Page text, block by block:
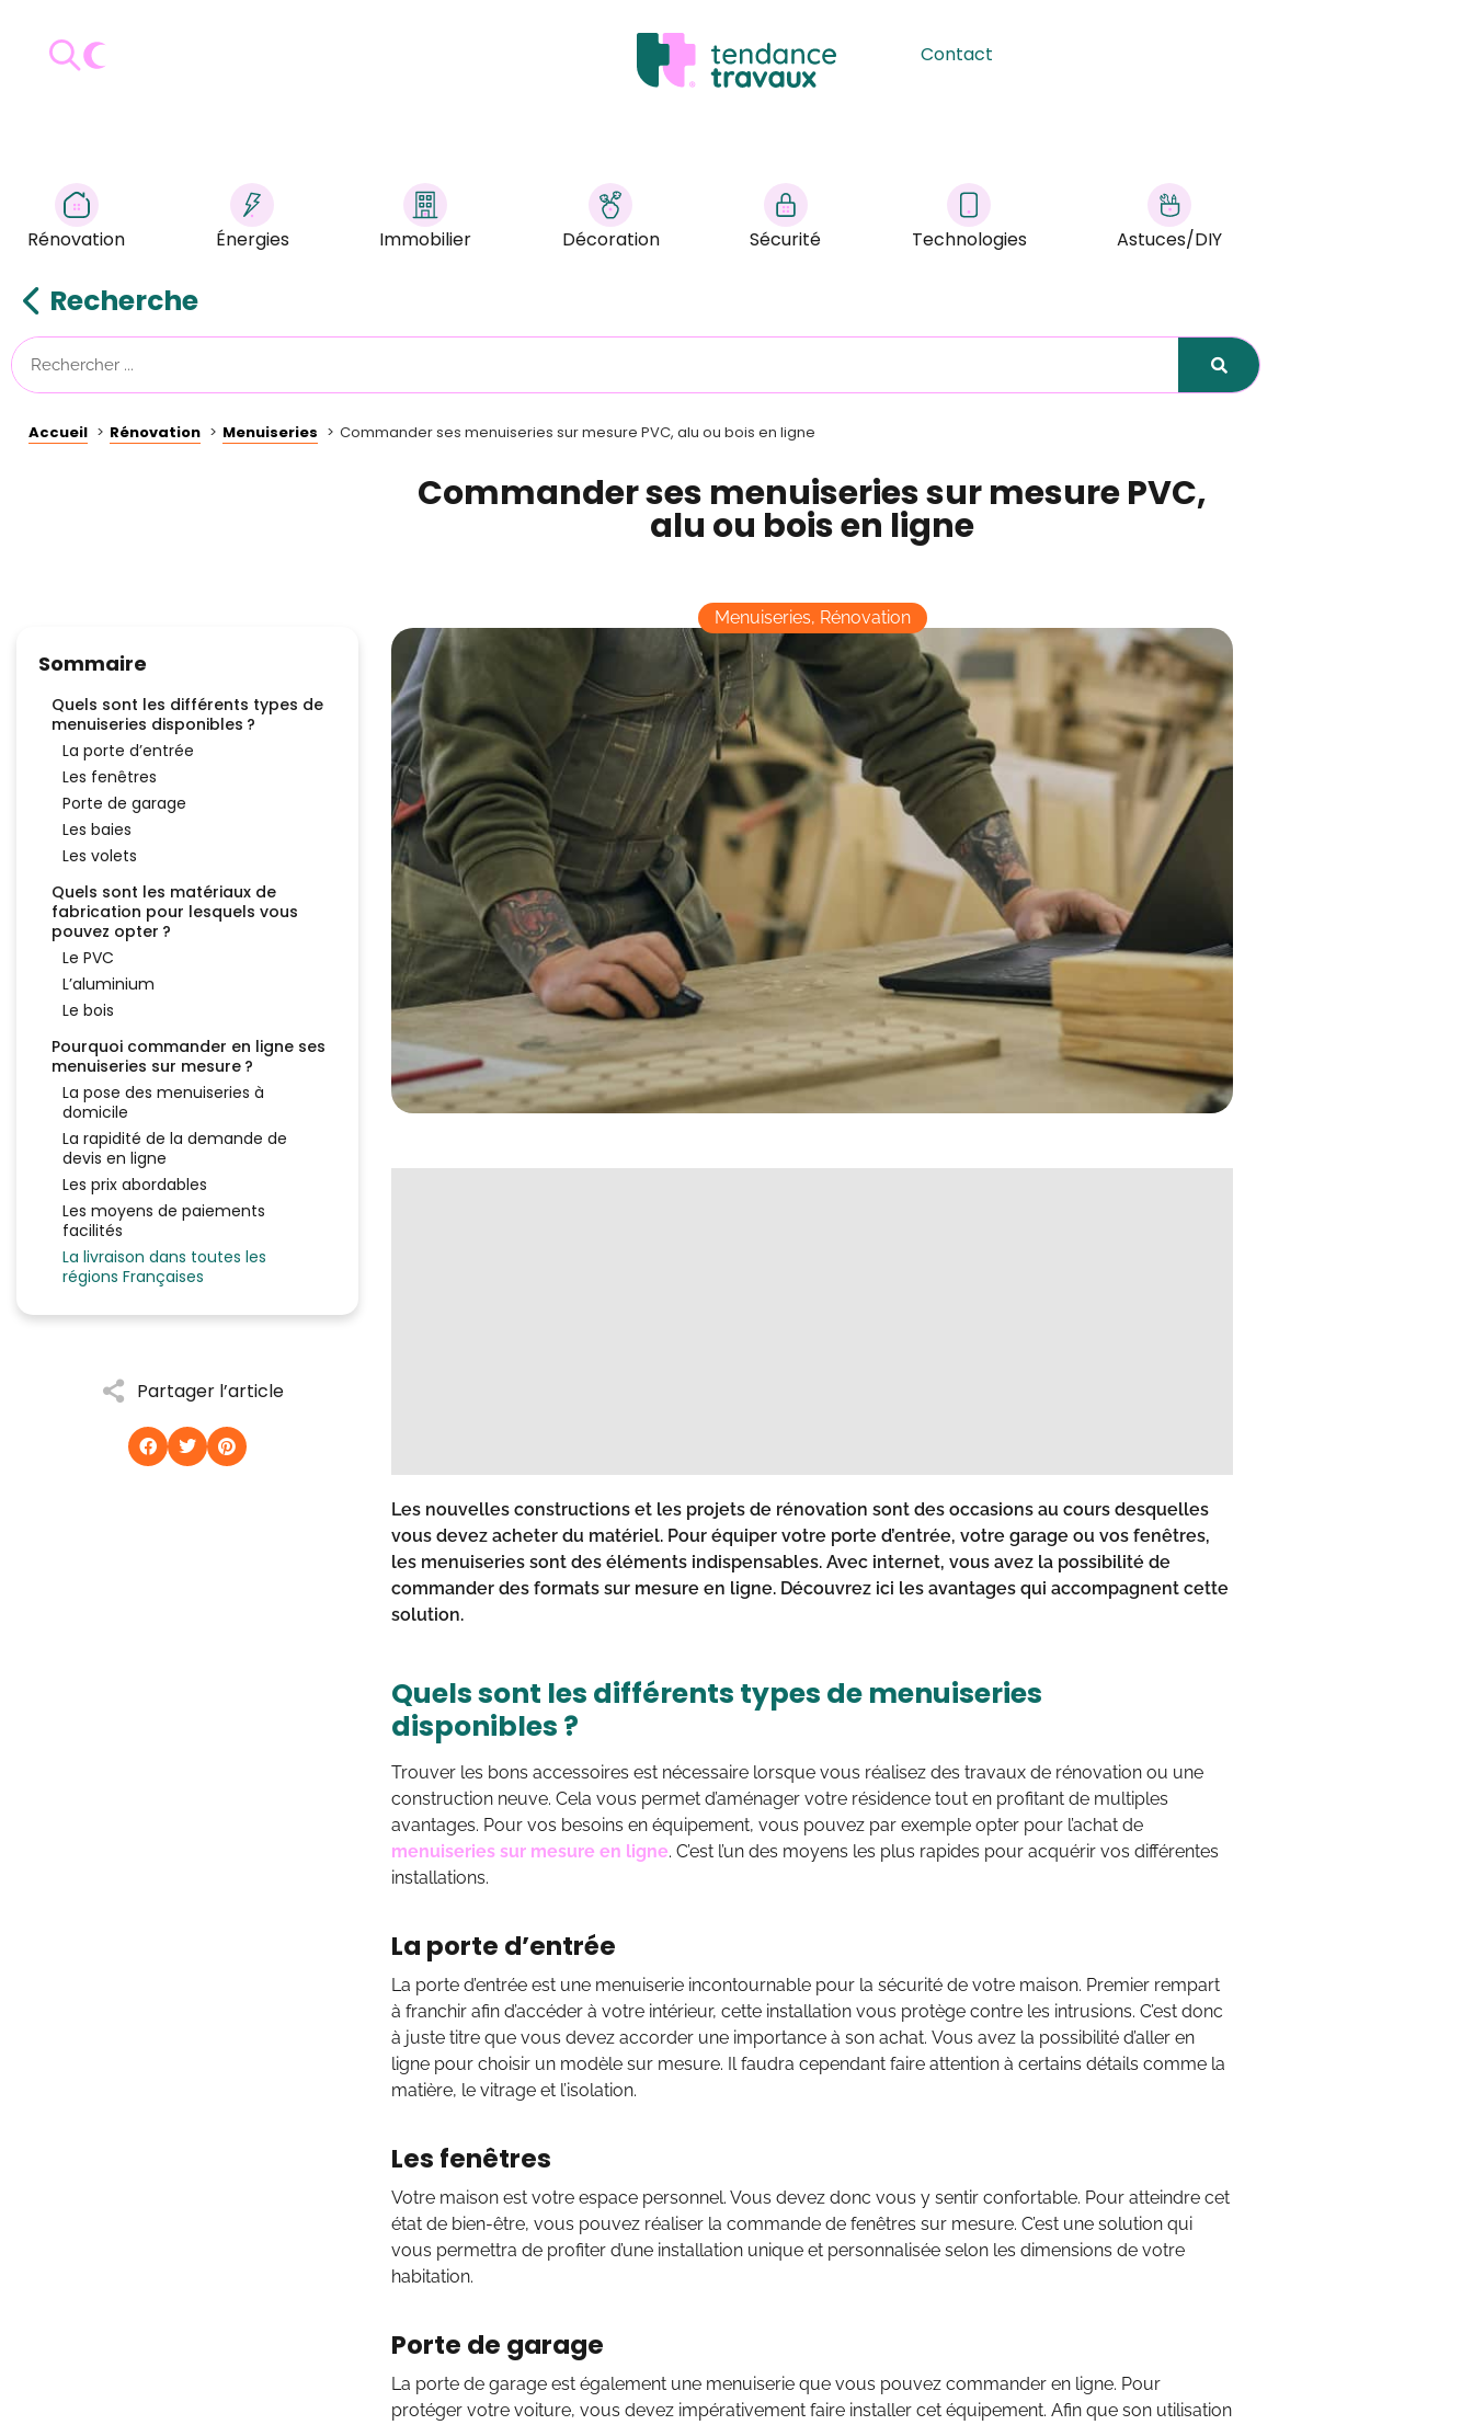
Contact
Rénovation Énergies Immobilier Décoration Sécurité Technologies Astuces/DIY
Recherche
Accueil Rénovation Menuiseries Commander ses menuiseries sur mesure PVC, alu ou bois en ligne
Sommaire
Quels sont les différents types de
menuiseries disponibles ?
La porte d’entrée
Les fenêtres
Porte de garage
Les baies
Les volets
Quels sont les matériaux de
fabrication pour lesquels vous
pouvez opter ?
Le PVC
L’aluminium
Le bois
Pourquoi commander en ligne ses
menuiseries sur mesure ?
La pose des menuiseries à
domicile
La rapidité de la demande de
devis en ligne
Les prix abordables
Les moyens de paiements
facilités
La livraison dans toutes les
régions Françaises
Partager l’article
Commander ses menuiseries sur mesure PVC,
alu ou bois en ligne
Menuiseries, Rénovation
Les nouvelles constructions et les projets de rénovation sont des occasions au cours desquelles
vous devez acheter du matériel. Pour équiper votre porte d’entrée, votre garage ou vos fenêtres,
les menuiseries sont des éléments indispensables. Avec internet, vous avez la possibilité de
commander des formats sur mesure en ligne. Découvrez ici les avantages qui accompagnent cette
solution.
Quels sont les différents types de menuiseries
disponibles ?
Trouver les bons accessoires est nécessaire lorsque vous réalisez des travaux de rénovation ou une
construction neuve. Cela vous permet d’aménager votre résidence tout en profitant de multiples
avantages. Pour vos besoins en équipement, vous pouvez par exemple opter pour l’achat de
menuiseries sur mesure en ligne. C’est l’un des moyens les plus rapides pour acquérir vos différentes
installations.
La porte d’entrée
La porte d’entrée est une menuiserie incontournable pour la sécurité de votre maison. Premier rempart
à franchir afin d’accéder à votre intérieur, cette installation vous protège contre les intrusions. C’est donc
à juste titre que vous devez accorder une importance à son achat. Vous avez la possibilité d’aller en
ligne pour choisir un modèle sur mesure. Il faudra cependant faire attention à certains détails comme la
matière, le vitrage et l’isolation.
Les fenêtres
Votre maison est votre espace personnel. Vous devez donc vous y sentir confortable. Pour atteindre cet
état de bien-être, vous pouvez réaliser la commande de fenêtres sur mesure. C’est une solution qui
vous permettra de profiter d’une installation unique et personnalisée selon les dimensions de votre
habitation.
Porte de garage
La porte de garage est également une menuiserie que vous pouvez commander en ligne. Pour
protéger votre voiture, vous devez impérativement faire installer cet équipement. Afin que son utilisation